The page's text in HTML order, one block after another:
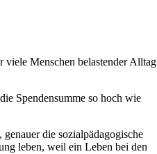
viele Menschen belastender Alltag
Spendensumme so hoch wie
die sozialpädagogische
leben, weil ein Leben bei den